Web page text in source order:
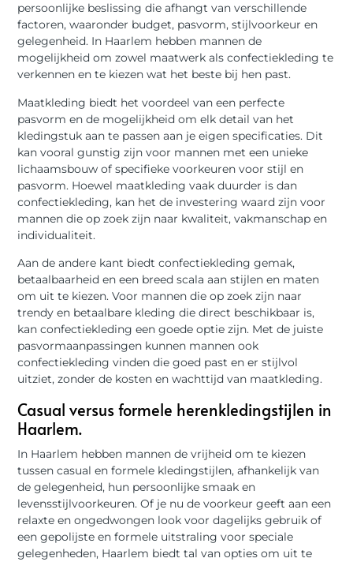
persoonlijke beslissing die afhangt van verschillende
factoren, waaronder budget, pasvorm, stijlvoorkeur en
gelegenheid. In Haarlem hebben mannen de
mogelijkheid om zowel maatwerk als confectiekleding te
verkennen en te kiezen wat het beste bij hen past.
Maatkleding biedt het voordeel van een perfecte
pasvorm en de mogelijkheid om elk detail van het
kledingstuk aan te passen aan je eigen specificaties. Dit
kan vooral gunstig zijn voor mannen met een unieke
lichaamsbouw of specifieke voorkeuren voor stijl en
pasvorm. Hoewel maatkleding vaak duurder is dan
confectiekleding, kan het de investering waard zijn voor
mannen die op zoek zijn naar kwaliteit, vakmanschap en
individualiteit.
Aan de andere kant biedt confectiekleding gemak,
betaalbaarheid en een breed scala aan stijlen en maten
om uit te kiezen. Voor mannen die op zoek zijn naar
trendy en betaalbare kleding die direct beschikbaar is,
kan confectiekleding een goede optie zijn. Met de juiste
pasvormaanpassingen kunnen mannen ook
confectiekleding vinden die goed past en er stijlvol
uitziet, zonder de kosten en wachttijd van maatkleding.
Casual versus formele herenkledingstijlen in
Haarlem.
In Haarlem hebben mannen de vrijheid om te kiezen
tussen casual en formele kledingstijlen, afhankelijk van
de gelegenheid, hun persoonlijke smaak en
levensstijlvoorkeuren. Of je nu de voorkeur geeft aan een
relaxte en ongedwongen look voor dagelijks gebruik of
een gepolijste en formele uitstraling voor speciale
gelegenheden, Haarlem biedt tal van opties om uit te